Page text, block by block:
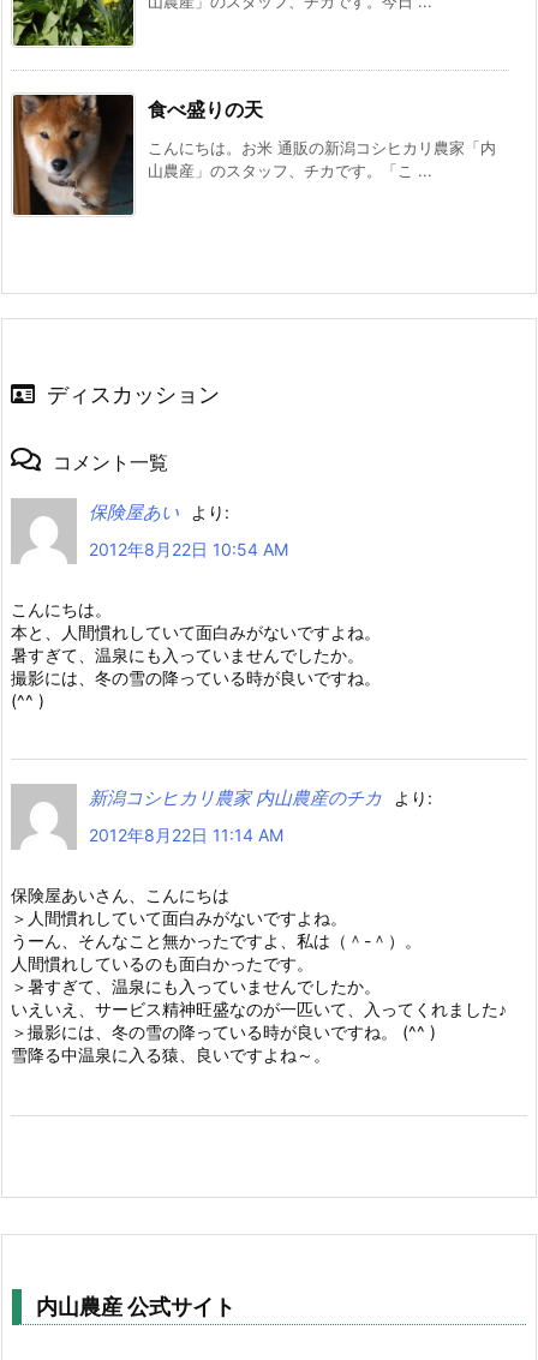
食べ盛りの天
こんにちは。お米 通販の新潟コシヒカリ農家「内
山農産」のスタッフ、チカです。「こ ...
ディスカッション
コメント一覧
保険屋あい
より:
2012年8月22日 10:54 AM
こんにちは。
本と、人間慣れしていて面白みがないですよね。
暑すぎて、温泉にも入っていませんでしたか。
撮影には、冬の雪の降っている時が良いですね。
(^^ )
新潟コシヒカリ農家 内山農産のチカ
より:
2012年8月22日 11:14 AM
保険屋あいさん、こんにちは
＞人間慣れしていて面白みがないですよね。
うーん、そんなこと無かったですよ、私は（＾-＾）。
人間慣れしているのも面白かったです。
＞暑すぎて、温泉にも入っていませんでしたか。
いえいえ、サービス精神旺盛なのが一匹いて、入ってくれました♪
＞撮影には、冬の雪の降っている時が良いですね。 (^^ )
雪降る中温泉に入る猿、良いですよね～。
内山農産 公式サイト